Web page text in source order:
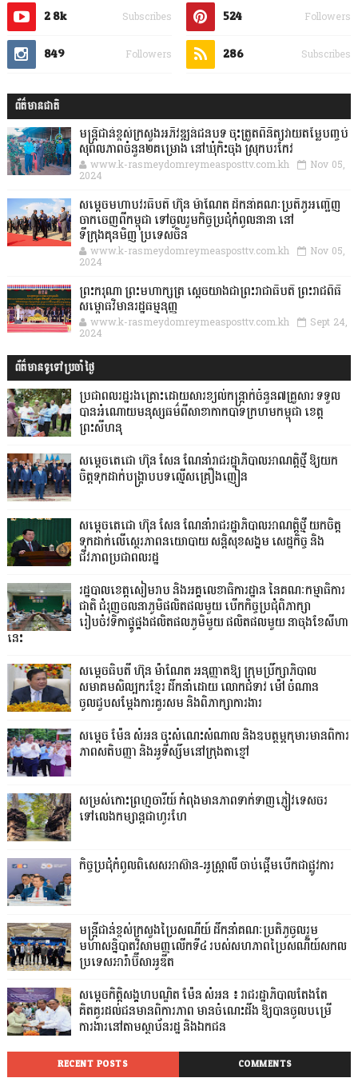
2.8k Subscribes 524 Followers
849 Followers 286 Subscribes
ព័ត៌មានជាតិ
មន្ត្រីជាន់ខ្ពស់ក្រសួងអភិវឌ្ឍន៍ជនបទ ចុះត្រួតពិនិត្យវាយតម្លៃបញ្ចប់
សុពលភាពចំនួន២គម្រោង នៅឃុំកិះចុង ស្រុកបរកែវ
www.k-rasmeydomreymeasposttv.com.kh Nov 05,
2024
សម្តេចមហាបវរធិបតី ហ៊ុន ម៉ាណែត ដឹកនាំគណៈប្រតិភូអញ្ជើញ
ចាកចេញពីកម្ពុជា ទៅចូលរួមកិច្ចប្រជុំកំពូលនានា នៅ
ទីក្រុងគុនមិញ ប្រទេសចិន
www.k-rasmeydomreymeasposttv.com.kh Nov 05,
2024
ព្រះករុណា ព្រះមហាក្សត្រ ស្តេចយាងជាព្រះរាជាធិបតី ព្រះរាជពិធី
សម្ពោធវិមានរដ្ឋធម្មនុញ្ញ
www.k-rasmeydomreymeasposttv.com.kh Sept 24,
2024
ព័ត៌មានទូទៅប្រចាំថ្ងៃ
ប្រជាពលរដ្ឋរងគ្រោះដោយសារខ្យល់កន្ត្រាក់ចំនួន៧គ្រួសារ ទទួល
បានអំណោយមនុស្សធម៌ពីសាខាកាកបាទក្រហមកម្ពុជា ខេត្ត
ព្រះសីហនុ
សម្តេចតេជោ ហ៊ុន សែន ណែនាំរាជរដ្ឋាភិបាលអាណត្តិថ្មី ឱ្យយក
ចិត្តទុកដាក់បង្ក្រាបបទល្មើសគ្រឿងញៀន
សម្តេចតេជោ ហ៊ុន សែន ណែនាំរាជរដ្ឋាភិបាលអាណត្តិថ្មី យកចិត្ត
ទុកដាក់លើស្ថេរភាពនយោបាយ សន្តិសុខសង្គម សេដ្ឋកិច្ច និង
ជីវភាពប្រជាពលរដ្ឋ
រដ្ឋបាលខេត្តសៀមរាប និងអគ្គលេខាធិការដ្ឋាន នៃគណៈកម្មាធិការ
ជាតិ ជំរុញចលនាភូមិផលិតផលមួយ បើកកិច្ចប្រជុំពិភាក្សា
រៀបចំវទិកាផ្គូផ្គងផលិតផលភូមិមួយ ផលិតផលមួយ នាចុងខែសីហា
នេះ
សម្តេចធិបតី ហ៊ុន ម៉ាណែត អនុញ្ញាតឱ្យ ក្រុមប្រឹក្សាភិបាល
សមាគមសិល្បករខ្មែរ ដឹកនាំដោយ លោកជំទាវ ម៉ៅ ចំណាន
ចូលជួបសម្ដែងការគួរសម និងពិភាក្សាការងារ
សម្តេច ម៉ែន សំអន ចុះសំណេះសំណាល និងឧបត្ថម្ភកុមារមានពិការ
ភាពសតិបញ្ញា និងអូទីស្សឹមនៅក្រុងតាខ្មៅ
សម្រស់កោះព្រហ្មចារីយ៍ កំពុងមានភាពទាក់ទាញភ្ញៀវទេសចរ
ទៅលេងកម្សាន្តជាហូរហែ
កិច្ចប្រជុំកំពូលពិសេសអាស៊ាន-អូស្ត្រាលី ចាប់ផ្តើមបើកជាផ្លូវការ
មន្ត្រីជាន់ខ្ពស់ក្រសួងប្រៃសណីយ៍ ដឹកនាំគណៈប្រតិភូចូលរួម
មហាសន្និបាតវិសាមញ្ញលើកទី៤ របស់សហភាពប្រៃសណីយ៍សកល
ប្រទេសអារ៉ាប៊ីសាអូឌីត
សម្តេចកិត្តិសង្គហបណ្ឌិត ម៉ែន សំអន ៖ រាជរដ្ឋាភិបាលតែងតែ
គិតគូរដល់ជនមានពិការភាព មានចំណេះដឹង ឱ្យបានចូលបម្រើ
ការងារនៅតាមស្ថាប័នរដ្ឋ និងឯកជន
RECENT POSTS COMMENTS